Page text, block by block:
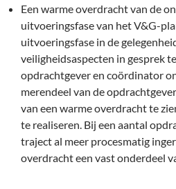
Een warme overdracht van de
uitvoeringsfase van het V&G-
uitvoeringsfase in de
veiligheidsaspecten in gesprek
opdrachtgever en coördinator
merendeel van de
van een warme overdracht te
te realiseren. Bij een aantal
traject al meer procesmatig
overdracht een vast onderdeel